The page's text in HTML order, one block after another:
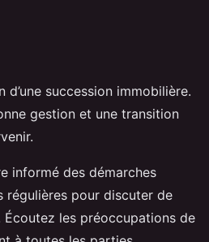
succession immobilière.
gestion et une transition
informé des démarches
régulières pour discuter de
Écoutez les préoccupations de